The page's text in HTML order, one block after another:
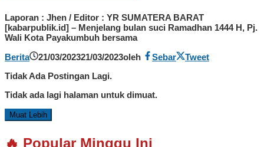
Laporan : Jhen / Editor : YR SUMATERA BARAT
[kabarpublik.id] – Menjelang bulan suci Ramadhan 1444 H, Pj.
Wali Kota Payakumbuh bersama
Berita
21/03/202321/03/2023oleh Sebar
Tweet
Tidak Ada Postingan Lagi.
Tidak ada lagi halaman untuk dimuat.
Muat Lebih
🔥 Popular Minggu Ini